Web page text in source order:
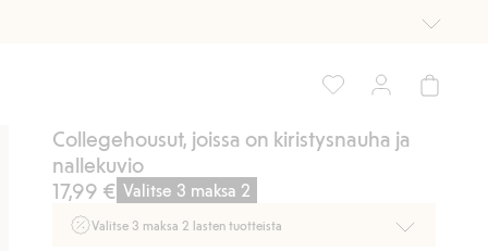
Collegehousut, joissa on kiristysnauha ja
nallekuvio
17,99 € Valitse 3 maksa 2
Valitse 3 maksa 2 lasten tuotteista